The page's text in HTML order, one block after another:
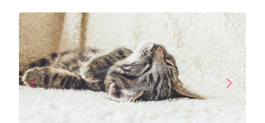
arrow_back_iosPrevious arrow_forward_ios
Next